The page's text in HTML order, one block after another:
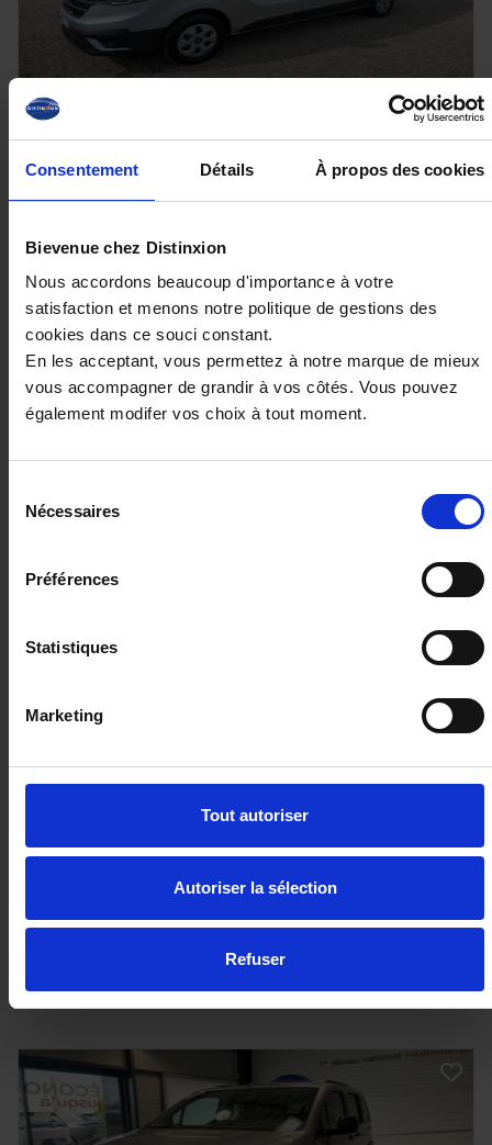
Consentement Détails À propos des cookies
Bievenue chez Distinxion
Nous accordons beaucoup d'importance à votre
satisfaction et menons notre politique de gestions des
cookies dans ce souci constant.
En les acceptant, vous permettez à notre marque de mieux
vous accompagner de grandir à vos côtés. Vous pouvez
également modifer vos choix à tout moment.
Nécessaires
Préférences
Statistiques
Marketing
Tout autoriser
Autoriser la sélection
Refuser
RENAULT TRAFIC FOURGON
APPROFONDIE - 6 PLACES
10 km - 2025 - Diesel - Boîte auto
37 980€
ou à partir de624.76 €/mois
RENAULT TRAFIC FOURGON
33 290€
547.54 €/mois